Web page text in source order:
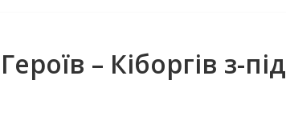
– Кіборгів з-під